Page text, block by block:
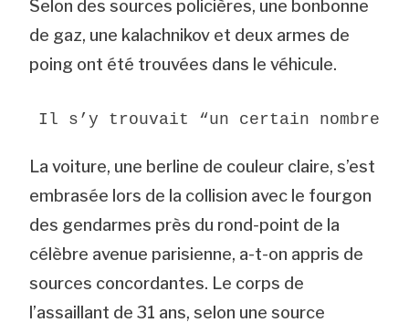
Selon des sources policières, une bonbonne
de gaz, une kalachnikov et deux armes de
poing ont été trouvées dans le véhicule.
Il s’y trouvait “un certain nombre
La voiture, une berline de couleur claire, s’est
embrasée lors de la collision avec le fourgon
des gendarmes près du rond-point de la
célèbre avenue parisienne, a-t-on appris de
sources concordantes. Le corps de
l’assaillant de 31 ans, selon une source